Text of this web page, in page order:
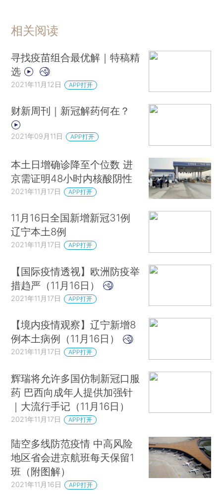
相关阅读
寻找疫苗组合最优解｜特稿精
选
2021年11月12日 APP打开
财新周刊｜新冠解药何在？
2021年09月11日 APP打开
本土日增确诊降至个位数 进
京需证明48小时内核酸阴性
2021年11月17日 APP打开
11月16日全国新增新冠31例
辽宁本土8例
2021年11月17日 APP打开
【国际疫情透视】欧洲防疫举
措趋严（11月16日）
2021年11月17日 APP打开
【境内疫情观察】辽宁新增8
例本土病例（11月16日）
2021年11月17日 APP打开
辉瑞将允许多国仿制新冠口服
药 巴西向成年人提供加强针
｜大流行手记（11月16日）
2021年11月17日 APP打开
陆空多线防范疫情 中高风险
地区省会进京航班每天保留1
班（附图解）
2021年11月16日 APP打开